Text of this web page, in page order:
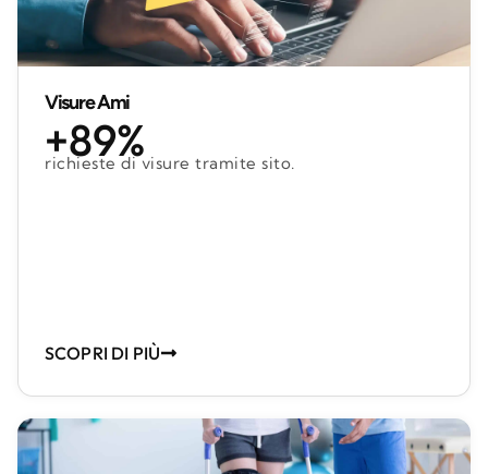
Visure Ami
+89%
richieste di visure tramite sito.
SCOPRI DI PIÙ